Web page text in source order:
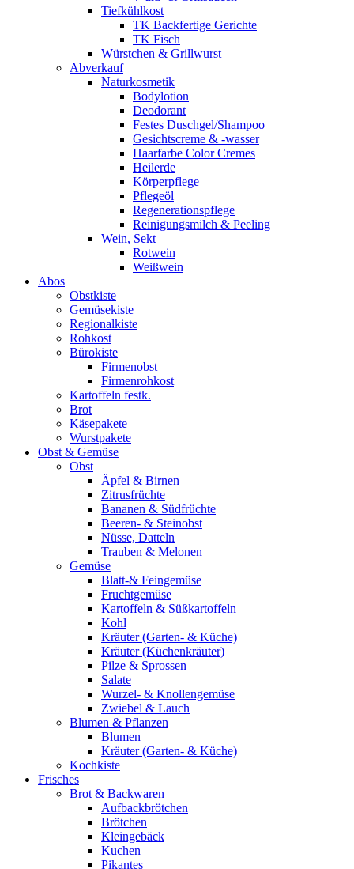
Tiefkühlkost
TK Backfertige Gerichte
TK Fisch
Würstchen & Grillwurst
Abverkauf
Naturkosmetik
Bodylotion
Deodorant
Festes Duschgel/Shampoo
Gesichtscreme & -wasser
Haarfarbe Color Cremes
Heilerde
Körperpflege
Pflegeöl
Regenerationspflege
Reinigungsmilch & Peeling
Wein, Sekt
Rotwein
Weißwein
Abos
Obstkiste
Gemüsekiste
Regionalkiste
Rohkost
Bürokiste
Firmenobst
Firmenrohkost
Kartoffeln festk.
Brot
Käsepakete
Wurstpakete
Obst & Gemüse
Obst
Äpfel & Birnen
Zitrusfrüchte
Bananen & Südfrüchte
Beeren- & Steinobst
Nüsse, Datteln
Trauben & Melonen
Gemüse
Blatt-& Feingemüse
Fruchtgemüse
Kartoffeln & Süßkartoffeln
Kohl
Kräuter (Garten- & Küche)
Kräuter (Küchenkräuter)
Pilze & Sprossen
Salate
Wurzel- & Knollengemüse
Zwiebel & Lauch
Blumen & Pflanzen
Blumen
Kräuter (Garten- & Küche)
Kochkiste
Frisches
Brot & Backwaren
Aufbackbrötchen
Brötchen
Kleingebäck
Kuchen
Pikantes